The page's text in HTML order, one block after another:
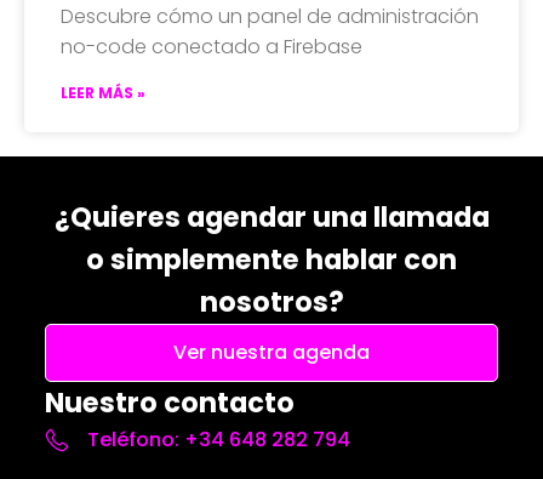
Descubre cómo un panel de administración
no-code conectado a Firebase
LEER MÁS »
¿Quieres agendar una llamada
o simplemente hablar con
nosotros?
Ver nuestra agenda
Nuestro contacto
Teléfono: +34 648 282 794